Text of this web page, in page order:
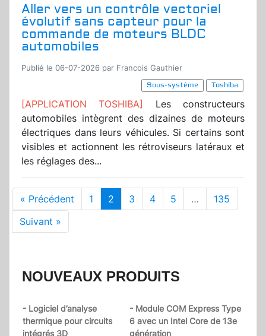
Aller vers un contrôle vectoriel
évolutif sans capteur pour la
commande de moteurs BLDC
automobiles
Publié le 06-07-2026 par Francois Gauthier
Sous-système
Toshiba
[APPLICATION TOSHIBA]
Les constructeurs
automobiles intègrent des dizaines de moteurs
électriques dans leurs véhicules. Si certains sont
visibles et actionnent les rétroviseurs latéraux et
les réglages des...
« Précédent 1 2 3 4 5 …
135
Suivant »
NOUVEAUX PRODUITS
- Logiciel d’analyse
thermique pour circuits
intégrés 3D
- Module COM Express Type
6 avec un Intel Core de 13e
génération